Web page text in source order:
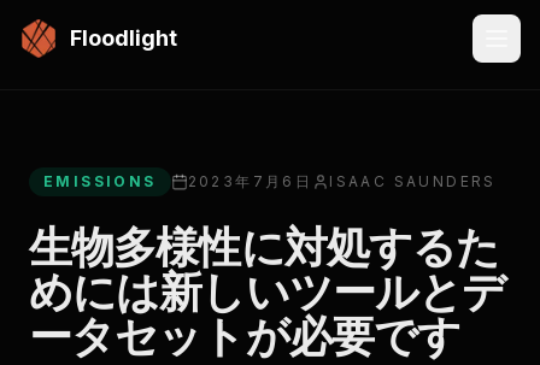
メインコンテンツにスキップ
Floodlight
All articles
EMISSIONS 2023年7月6日 ISAAC SAUNDERS
生物多様性に対処するた
めには新しいツールとデ
ータセットが必要です